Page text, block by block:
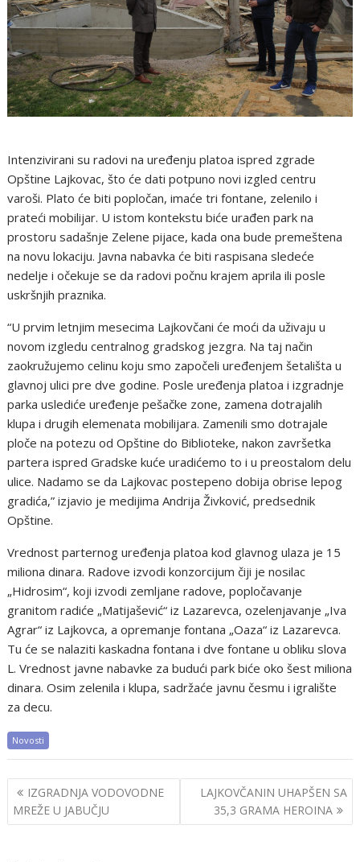
Intenzivirani su radovi na uređenju platoa ispred zgrade
Opštine Lajkovac, što će dati potpuno novi izgled centru
varoši. Plato će biti popločan, imaće tri fontane, zelenilo i
prateći mobilijar. U istom kontekstu biće urađen park na
prostoru sadašnje Zelene pijace, kada ona bude premeštena
na novu lokaciju. Javna nabavka će biti raspisana sledeće
nedelje i očekuje se da radovi počnu krajem aprila ili posle
uskršnjih praznika.
“U prvim letnjim mesecima Lajkovčani će moći da uživaju u
novom izgledu centralnog gradskog jezgra. Na taj način
zaokružujemo celinu koju smo započeli uređenjem šetališta u
glavnoj ulici pre dve godine. Posle uređenja platoa i izgradnje
parka uslediće uređenje pešačke zone, zamena dotrajalih
klupa i drugih elemenata mobilijara. Zamenili smo dotrajale
ploče na potezu od Opštine do Biblioteke, nakon završetka
partera ispred Gradske kuće uradićemo to i u preostalom delu
ulice. Nadamo se da Lajkovac postepeno dobija obrise lepog
gradića,” izjavio je medijima Andrija Živković, predsednik
Opštine.
Vrednost parternog uređenja platoa kod glavnog ulaza je 15
miliona dinara. Radove izvodi konzorcijum čiji je nosilac
„Hidrosim“, koji izvodi zemljane radove, popločavanje
granitom radiće „Matijašević“ iz Lazarevca, ozelenjavanje „Iva
Agrar“ iz Lajkovca, a opremanje fontana „Oaza“ iz Lazarevca.
Tu će se nalaziti kaskadna fontana i dve fontane u obliku slova
L. Vrednost javne nabavke za budući park biće oko šest miliona
dinara. Osim zelenila i klupa, sadržaće javnu česmu i igralište
za decu.
Novosti
Post
navigation
IZGRADNJA VODOVODNE
MREŽE U JABUČJU
LAJKOVČANIN UHAPŠEN SA
35,3 GRAMA HEROINA